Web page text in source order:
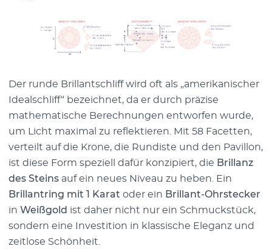
Der runde Brillantschliff wird oft als „amerikanischer
Idealschliff“ bezeichnet, da er durch präzise
mathematische Berechnungen entworfen wurde,
um Licht maximal zu reflektieren. Mit 58 Facetten,
verteilt auf die Krone, die Rundiste und den Pavillon,
ist diese Form speziell dafür konzipiert, die Brillanz
des Steins auf ein neues Niveau zu heben. Ein
Brillantring mit 1 Karat oder ein Brillant-Ohrstecker
in Weißgold ist daher nicht nur ein Schmuckstück,
sondern eine Investition in klassische Eleganz und
zeitlose Schönheit.